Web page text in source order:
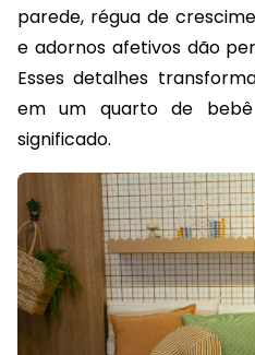
parede, régua de
e adornos afetivos dão
Esses detalhes
em um quarto de
significado.